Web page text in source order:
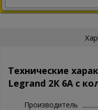
Технические
Legrand 2К 6А с
Производитель